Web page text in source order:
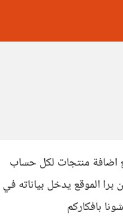
اضافة منتجات لكل حساب
الموقع يدخل بياناته في
بافكاركم